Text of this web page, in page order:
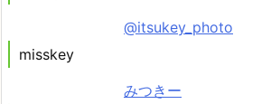
@itsukey_photo
misskey
みつきー